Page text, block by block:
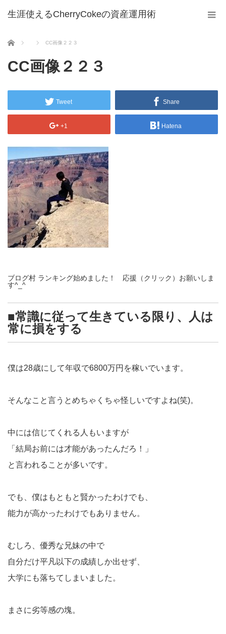
生涯使えるCherryCokeの資産運用術
ホーム CC画像２２３
CC画像２２３
Tweet Share
+1 Hatena
ブログ村 ランキング始めました！ 応援（クリック）お願いしま
す^_^
■常識に従って生きている限り、人は
常に損をする
僕は28歳にして年収で6800万円を稼いでいます。
そんなこと言うとめちゃくちゃ怪しいですよね(笑)。
中には信じてくれる人もいますが
「結局お前には才能があったんだろ！」
と言われることが多いです。
でも、僕はもともと賢かったわけでも、
能力が高かったわけでもありません。
むしろ、優秀な兄妹の中で
自分だけ平凡以下の成績しか出せず、
大学にも落ちてしまいました。
まさに劣等感の塊。